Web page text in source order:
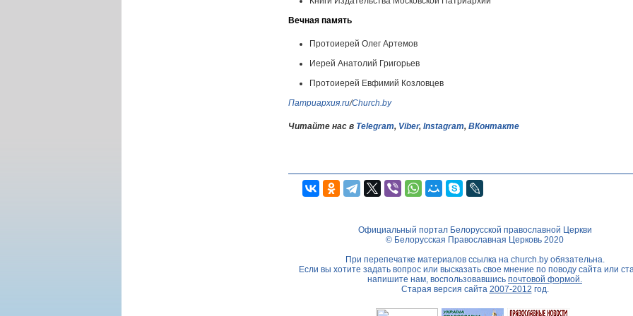
Вечная память
Протоиерей Олег Артемов
Иерей Анатолий Григорьев
Протоиерей Евфимий Козловцев
Патриархия.ru/Church.by
Читайте нас в Telegram, Viber, Instagram, ВКонтакте
Официальный портал Белорусской православной Церкви
© Белорусская Православная Церковь 2020
При перепечатке материалов ссылка на church.byобязательна.
Если вы хотите задать вопрос или высказать свое мнение по поводу сайта или
напишите нам, воспользовавшись почтовой формой.
Старая версия сайта 2007-2012 год.